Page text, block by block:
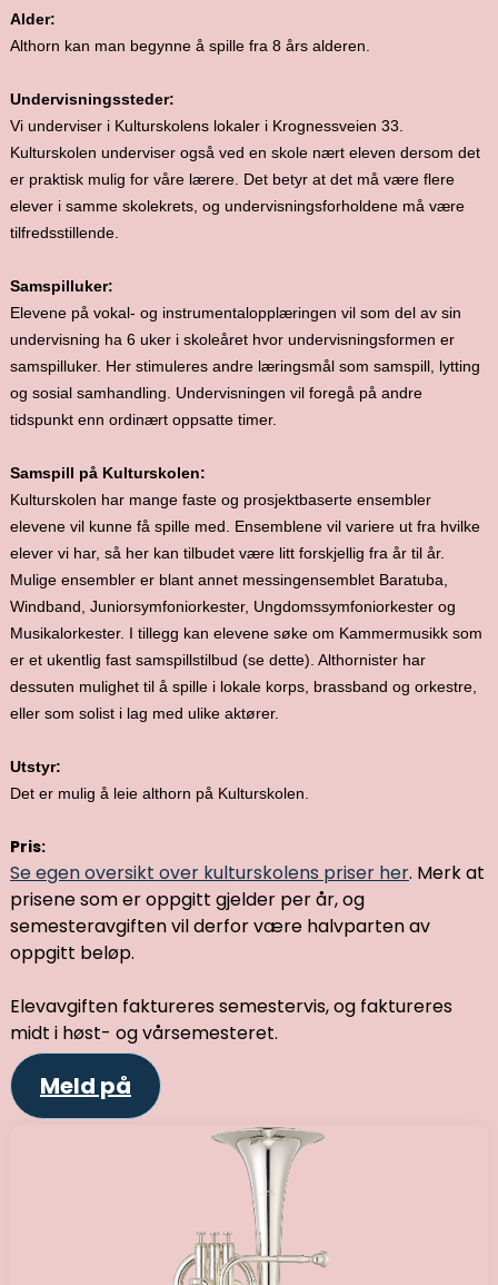
Alder:
Althorn kan man begynne å spille fra 8 års alderen.
Undervisningssteder:
Vi underviser i Kulturskolens lokaler i Krognessveien 33.
Kulturskolen underviser også ved en skole nært eleven dersom det
er praktisk mulig for våre lærere. Det betyr at det må være flere
elever i samme skolekrets, og undervisningsforholdene må være
tilfredsstillende.
Samspilluker:
Elevene på vokal- og instrumentalopplæringen vil som del av sin
undervisning ha 6 uker i skoleåret hvor undervisningsformen er
samspilluker. Her stimuleres andre læringsmål som samspill, lytting
og sosial samhandling. Undervisningen vil foregå på andre
tidspunkt enn ordinært oppsatte timer.
Samspill på Kulturskolen:
Kulturskolen har mange faste og prosjektbaserte ensembler
elevene vil kunne få spille med. Ensemblene vil variere ut fra hvilke
elever vi har, så her kan tilbudet være litt forskjellig fra år til år.
Mulige ensembler er blant annet messingensemblet Baratuba,
Windband, Juniorsymfoniorkester, Ungdomssymfoniorkester og
Musikalorkester. I tillegg kan elevene søke om Kammermusikk som
er et ukentlig fast samspillstilbud (se dette). Althornister har
dessuten mulighet til å spille i lokale korps, brassband og orkestre,
eller som solist i lag med ulike aktører.
Utstyr:
Det er mulig å leie althorn på Kulturskolen.
Pris:
Se egen oversikt over kulturskolens priser her. Merk at
prisene som er oppgitt gjelder per år, og
semesteravgiften vil derfor være halvparten av
oppgitt beløp.
Elevavgiften faktureres semestervis, og faktureres
midt i høst- og vårsemesteret.
Meld på